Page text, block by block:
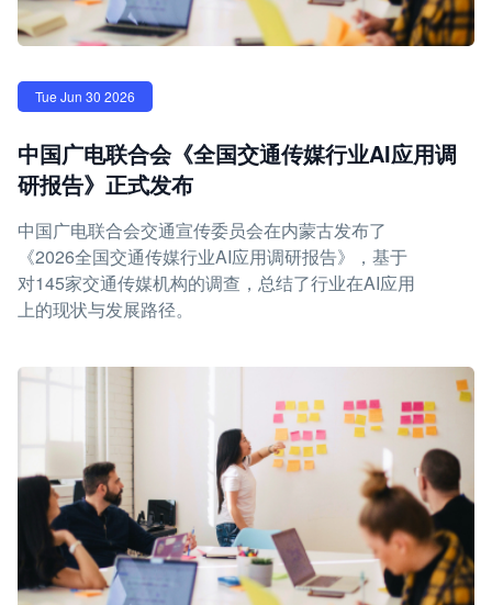
Tue Jun 30 2026
中国广电联合会《全国交通传媒行业AI应用调
研报告》正式发布
中国广电联合会交通宣传委员会在内蒙古发布了
《2026全国交通传媒行业AI应用调研报告》，基于
对145家交通传媒机构的调查，总结了行业在AI应用
上的现状与发展路径。